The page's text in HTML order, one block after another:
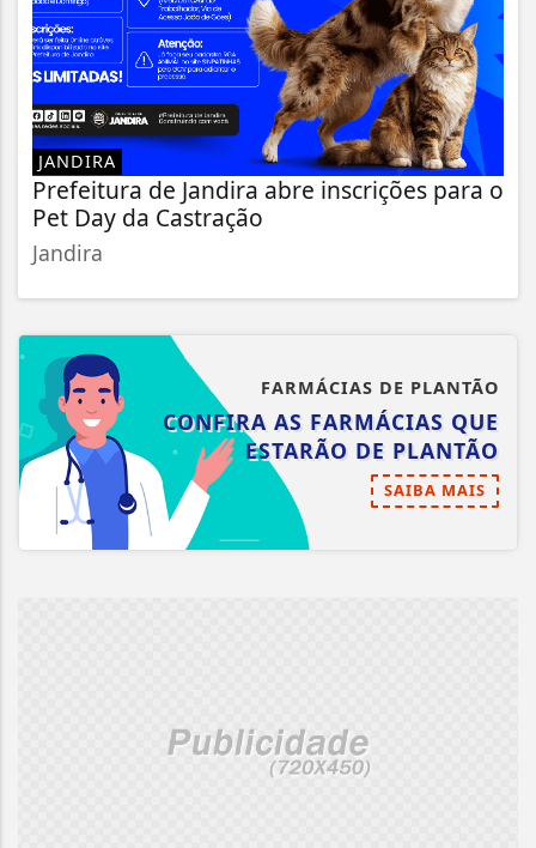
JANDIRA
Prefeitura de Jandira abre inscrições para o
Pet Day da Castração
Jandira
FARMÁCIAS DE PLANTÃO
CONFIRA AS FARMÁCIAS QUE
ESTARÃO DE PLANTÃO
SAIBA MAIS